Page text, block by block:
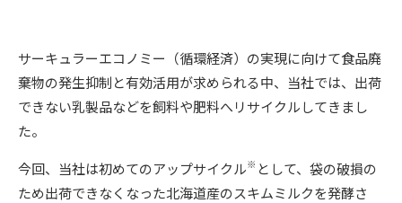
サーキュラーエコノミー（循環経済）の実現に向けて食品廃
棄物の発生抑制と有効活用が求められる中、当社では、出荷
できない乳製品などを飼料や肥料へリサイクルしてきまし
た。
今回、当社は初めてのアップサイクル※ として、袋の破損の
ため出荷できなくなった北海道産のスキムミルクを発酵さ